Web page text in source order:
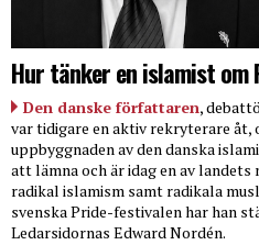
Hur tänker en islamist om
Den danske författaren,
var tidigare en aktiv rekryterare
uppbyggnaden av den danska
att lämna och är idag en av
radikal islamism samt radikala
svenska Pride-festivalen har han
Ledarsidornas Edward Nordén.